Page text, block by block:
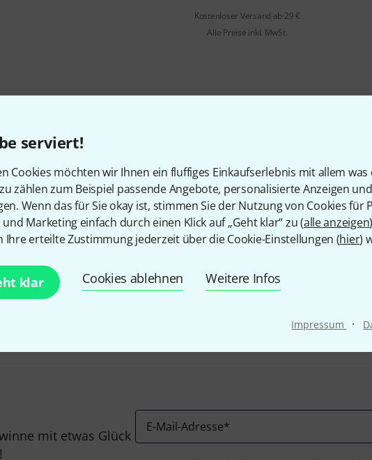
serviert!
Cookies möchten wir Ihnen ein fluffiges Einkaufserlebnis mit allem
zählen zum Beispiel passende Angebote, personalisierte Anzeigen
Wenn das für Sie okay ist, stimmen Sie der Nutzung von Cookies für
Marketing einfach durch einen Klick auf „Geht klar“ zu (alle anzeigen
Ihre erteilte Zustimmung jederzeit über die Cookie-Einstellungen (hier)
klar Cookies ablehnen Weitere Infos
Impressum ·
Kostenloser Versand ab 29 €
Alle Preise inkl. MwSt.
Gefällt Ihnen, was Sie sehen?
mit etwas Glück
!
E-Mail-Adresse*